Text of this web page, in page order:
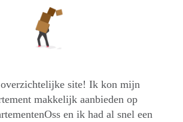
site! Ik kon mijn
makkelijk aanbieden op
en ik had al snel een